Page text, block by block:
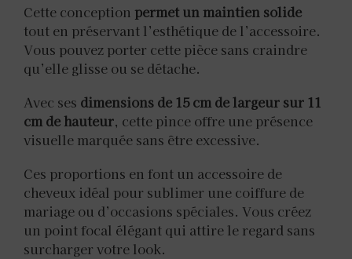
Cette conception permet un maintien solide
tout en préservant l’esthétique de l’accessoire.
Vous pouvez porter cette pièce sans craindre
qu’elle glisse ou se détache.
Avec ses dimensions de 15 cm de largeur sur 11
cm de hauteur, cette pince offre une présence
visuelle marquée sans être excessive.
Ces proportions en font un accessoire de
cheveux idéal pour sublimer une coiffure de
mariage ou d’occasions spéciales. Vous créez
un point focal élégant qui attire le regard sans
surcharger votre look.